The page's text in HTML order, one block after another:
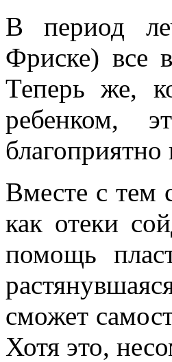
В период
Фриске) все
Теперь же,
ребенком,
благоприятно
Вместе с тем
как отеки
помощь
сможет
Хотя это,